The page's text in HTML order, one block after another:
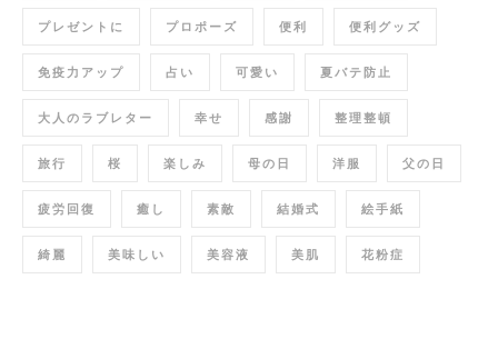
プレゼントに プロポーズ 便利 便利グッズ
免疫力アップ 占い 可愛い 夏バテ防止
大人のラブレター 幸せ 感謝 整理整頓
旅行 桜 楽しみ 母の日 洋服 父の日
疲労回復 癒し 素敵 結婚式 絵手紙
綺麗 美味しい 美容液 美肌 花粉症